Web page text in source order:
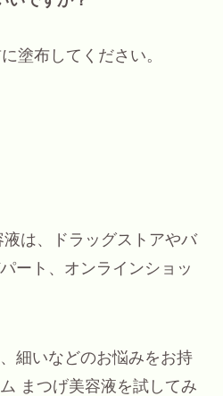
塗布してください。
は、ドラッグストアやバ
ート、オンラインショッ
細いなどのお悩みをお持
まつげ美容液を試してみ